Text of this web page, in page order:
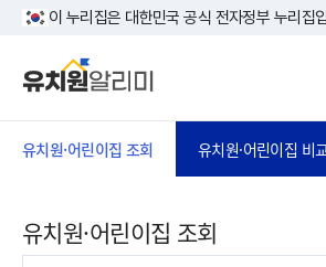
본문 바로가기
이 누리집은 대한민국 공식 전자정부 누리집
유치원·어린이집 조회 유치원·어린이집 비
유치원·어린이집 조회